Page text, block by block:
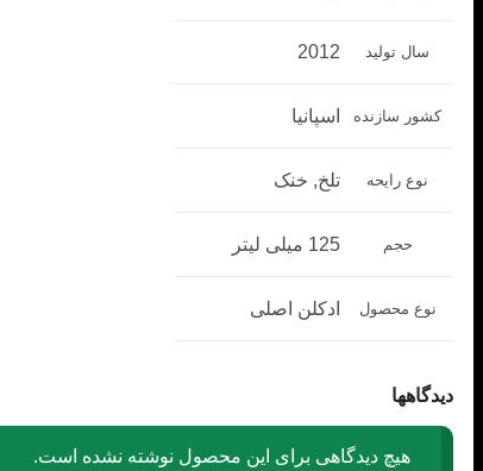
سال تولید 2012
کشور سازنده اسپانیا
نوع رایحه تلخ, خنک
حجم 125 میلی لیتر
نوع محصول ادکلن اصلی
دیدگاهها
هیچ دیدگاهی برای این محصول نوشته نشده است.